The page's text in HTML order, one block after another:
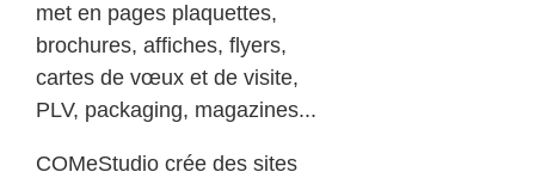
met en pages plaquettes,
brochures, affiches, flyers,
cartes de vœux et de visite,
PLV, packaging, magazines...
COMeStudio crée des sites